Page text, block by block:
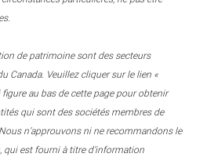
de patrimoine sont des secteurs
Canada. Veuillez cliquer sur le lien «
au bas de cette page pour obtenir
qui sont des sociétés membres de
n’approuvons ni ne recommandons le
est fourni à titre d’information